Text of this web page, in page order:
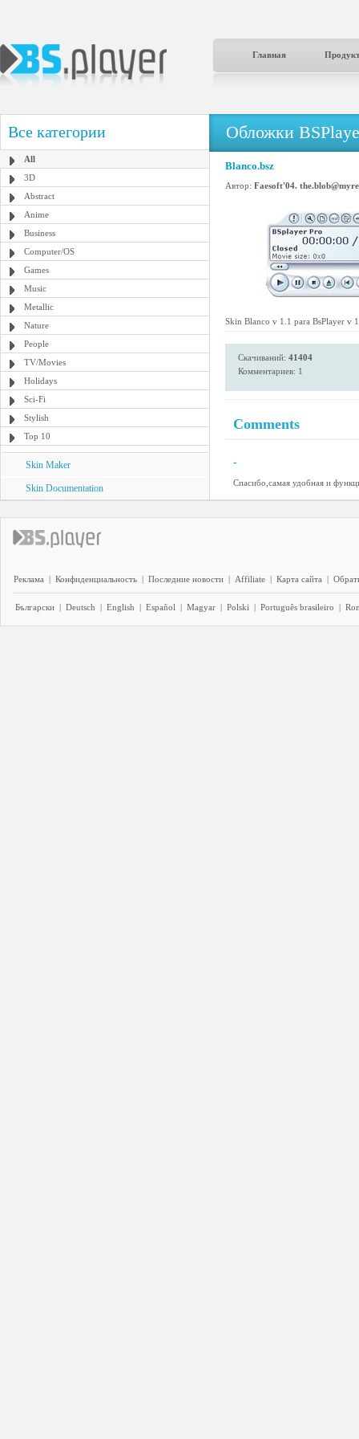
Главная
Все категории
All
3D
Abstract
Anime
Business
Computer/OS
Games
Music
Metallic
Nature
People
TV/Movies
Holidays
Sci-Fi
Stylish
Top 10
Skin Maker
Skin Documentation
Обложки
Blanco.bsz
Автор: Faesoft'04.
Skin Blanco v 1.1 para BsPlayer v
Скачиваний: 41404
Комментариев: 1
Comments
-
Спасибо,самая удобная и
Реклама | Конфиденциальность | Последние новости | Affiliate | Карта сайта |
Български | Deutsch | English | Español | Magyar | Polski | Português brasileiro |